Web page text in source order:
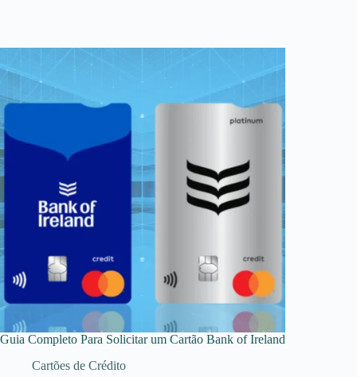
Guia Completo Para Solicitar um Cartão Bank of Ireland
Cartões de Crédito